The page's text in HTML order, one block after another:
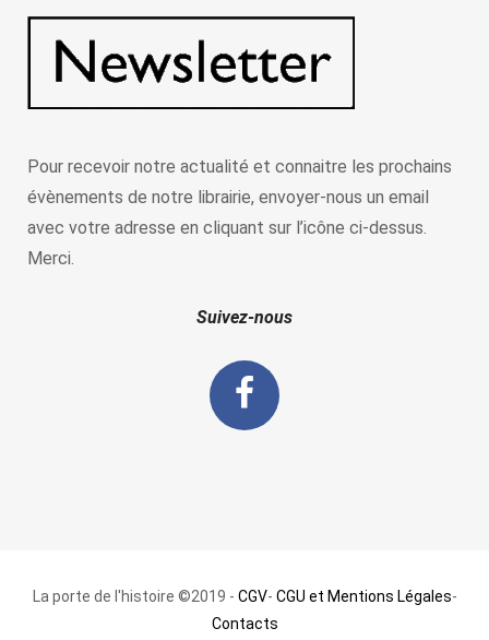
Pour recevoir notre actualité et connaitre les prochains
évènements de notre librairie, envoyer-nous un email
avec votre adresse en cliquant sur l’icône ci-dessus.
Merci.
Suivez-nous
La porte de l'histoire ©2019 - CGV- CGU et Mentions Légales-
Contacts